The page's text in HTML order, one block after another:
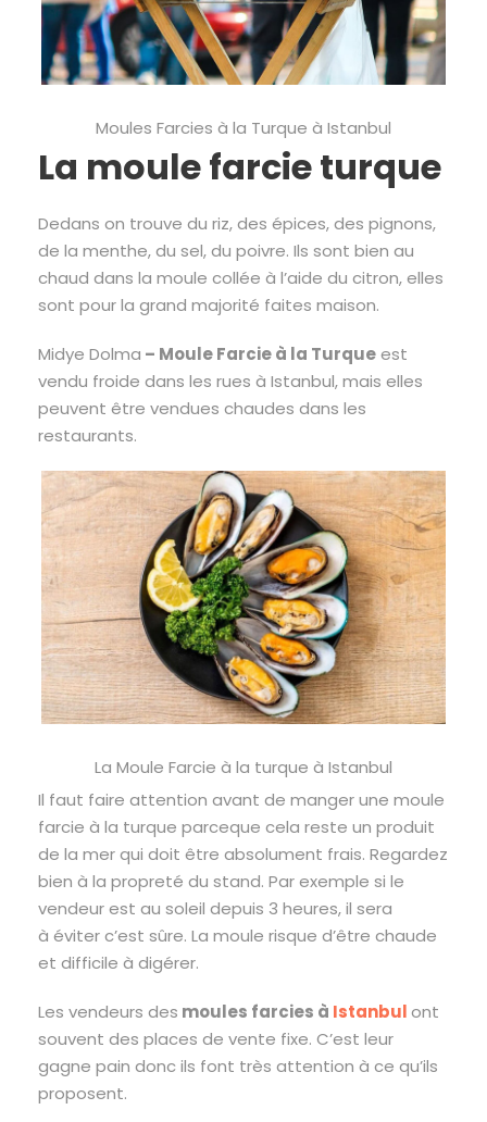
Moules Farcies à la Turque à Istanbul
La moule farcie turque
Dedans on trouve du riz, des épices, des pignons,
de la menthe, du sel, du poivre. Ils sont bien au
chaud dans la moule collée à l’aide du citron, elles
sont pour la grand majorité faites maison.
Midye Dolma – Moule Farcie à la Turqueest
vendu froide dans les rues à Istanbul, mais elles
peuvent être vendues chaudes dans les
restaurants.
La Moule Farcie à la turque à Istanbul
Il faut faire attention avant de manger une moule
farcie à la turque parceque cela reste un produit
de la mer qui doit être absolument frais. Regardez
bien à la propreté du stand. Par exemple si le
vendeur est au soleil depuis 3 heures, il sera
à éviter c’est sûre. La moule risque d’être chaude
et difficile à digérer.
Les vendeurs des moules farcies à Istanbulont
souvent des places de vente fixe. C’est leur
gagne pain donc ils font très attention à ce qu’ils
proposent.